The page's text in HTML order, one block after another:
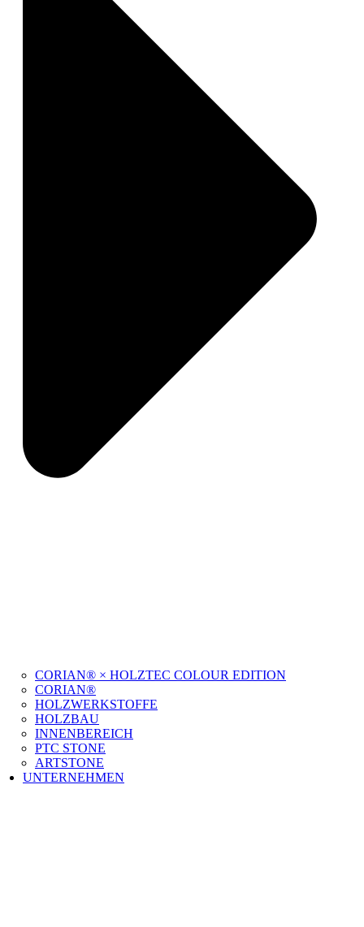
CORIAN® × HOLZTEC COLOUR EDITION
CORIAN®
HOLZWERKSTOFFE
HOLZBAU
INNENBEREICH
PTC STONE
ARTSTONE
UNTERNEHMEN